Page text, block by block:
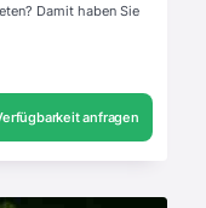
Damit haben Sie
anfragen